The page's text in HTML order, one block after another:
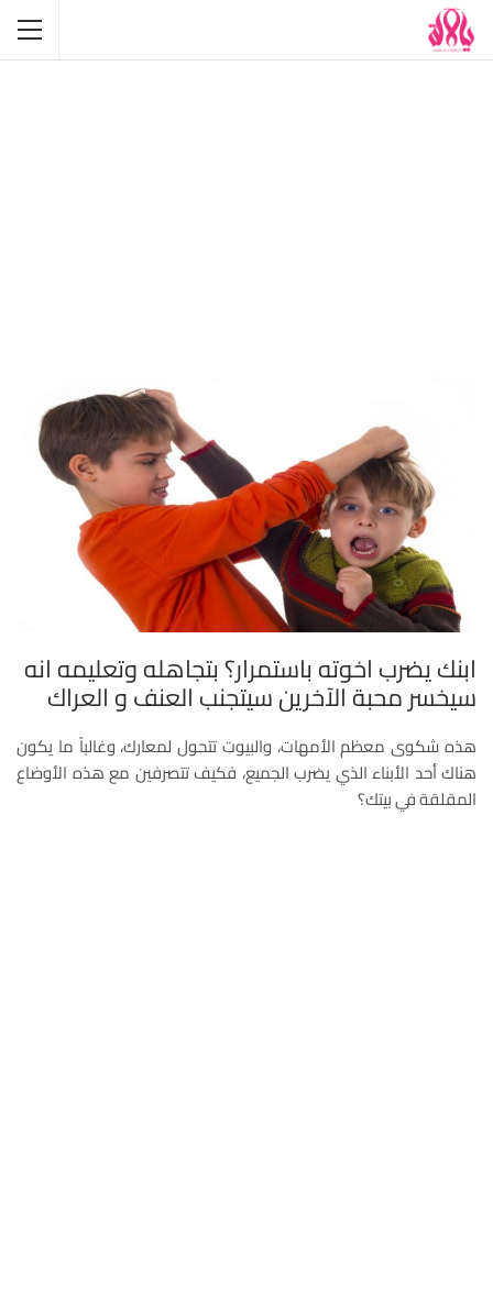
ابنك يضرب اخوته باستمرار؟ بتجاهله وتعليمه انه
سيخسر محبة الآخرين سيتجنب العنف و العراك
هذه شكوى معظم الأمهات، والبيوت تتحول لمعارك، وغالباً ما يكون
هناك أحد الأبناء الذي يضرب الجميع، فكيف تتصرفين مع هذه الأوضاع
المقلقة في بيتك؟